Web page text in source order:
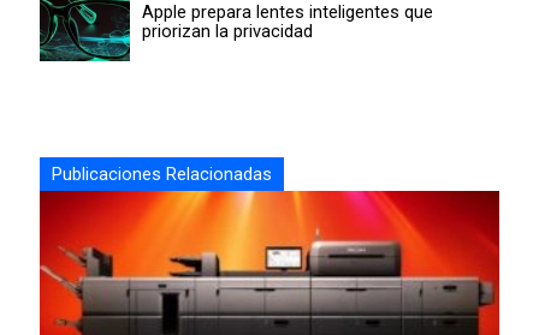
Apple prepara lentes inteligentes que
priorizan la privacidad
Publicaciones Relacionadas